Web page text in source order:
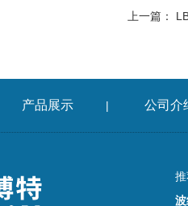
上一篇：
产品展示 | 公司介